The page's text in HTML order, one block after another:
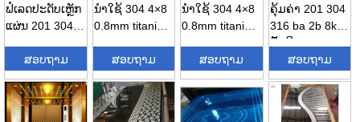
ຟໍເລດປະດັບເຫຼັກ
ແຜ່ນ 201 304
ສອບຖາມ
ນຳໃຊ້ 304 4×8
0.8mm titanium
ສອບຖາມ
ນຳໃຊ້ 304 4×8
0.8mm titanium
ສອບຖາມ
ຄຸ້ມຄ່າ 201 304
316 ba 2b 8k
ພື້ນຜິວ
ທຳມະດາ...
ສອບຖາມ